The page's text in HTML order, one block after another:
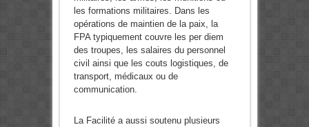
les formations militaires. Dans les
opérations de maintien de la paix, la
FPA typiquement couvre les per diem
des troupes, les salaires du personnel
civil ainsi que les couts logistiques, de
transport, médicaux ou de
communication.
La Facilité a aussi soutenu plusieurs